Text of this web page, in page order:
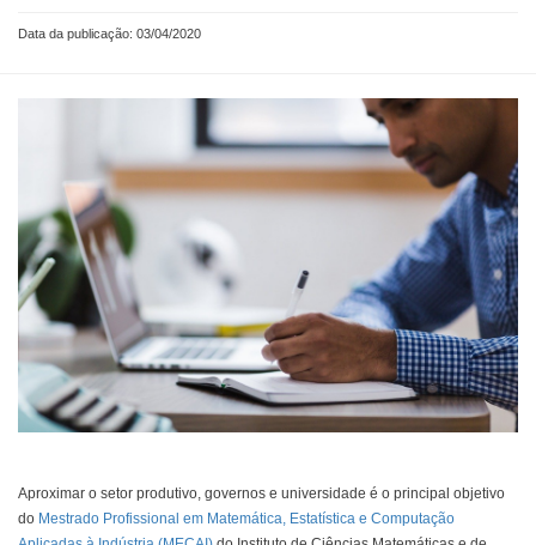
Data da publicação: 03/04/2020
Aproximar o setor produtivo, governos e universidade é o principal objetivo
do Mestrado Profissional em Matemática, Estatística e Computação